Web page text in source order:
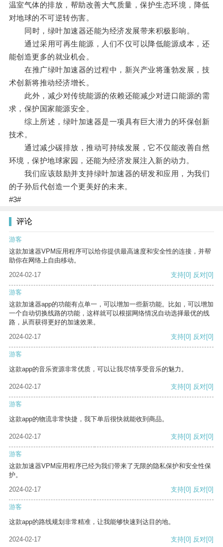
温室气体的排放，帮助改善大气质量，保护生态环境，降低
对地球的不可逆转伤害。
同时，绿叶加速器还能为经济发展带来积极影响。
通过采用可再生能源，人们不仅可以降低能源成本，还
能创造更多的就业机会。
在推广绿叶加速器的过程中，新兴产业将蓬勃发展，技
术创新将推动经济增长。
此外，减少对传统能源的依赖还能减少对进口能源的需
求，保护国家能源安全。
综上所述，绿叶加速器是一项具有巨大潜力的环保创新
技术。
通过减少碳排放，推动可持续发展，它不仅能改善自然
环境，保护地球家园，还能为经济发展注入新的动力。
我们应该鼓励并支持绿叶加速器的研发和应用，为我们
的子孙后代创造一个更美好的未来。
#3#
评论
游客
这款加速器VPM应用程序可以给你提供最高速度和安全性的连接，并帮
助你在网络上自由移动。
2024-02-17
支持[0] 反对[0]
游客
这款加速器app的功能有点单一，可以增加一些新功能。比如，可以增加
一个自动切换线路的功能，这样就可以根据网络情况自动选择最优的线
路，从而获得更好的加速效果。
2024-02-17
支持[0] 反对[0]
游客
这款app的音乐资源非常优质，可以让我尽情享受音乐的魅力。
2024-02-17 支持[0] 反对[0]
游客
这款app的物流非常快捷，我下单后很快就能收到商品。
2024-02-17 支持[0] 反对[0]
游客
这款加速器VPM应用程序已经为我们带来了无限的隐私保护和安全性保
护。
2024-02-17
支持[0] 反对[0]
游客
这款app的路线规划非常精准，让我能够快速到达目的地。
2024-02-17 支持[0] 反对[0]